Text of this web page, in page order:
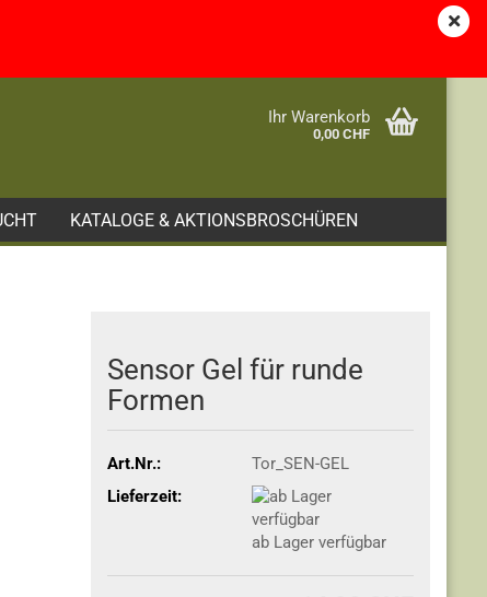
Ihr Warenkorb
0,00 CHF
KATALOGE & AKTIONSBROSCHÜREN
Sensor Gel für runde
Formen
Art.Nr.:
Tor_SEN-GEL
Lieferzeit:
ab Lager verfügbar